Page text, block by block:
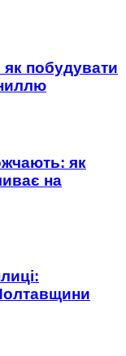
побудувати
як
на